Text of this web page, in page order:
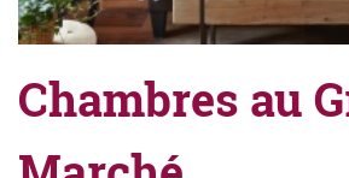
Chambres au